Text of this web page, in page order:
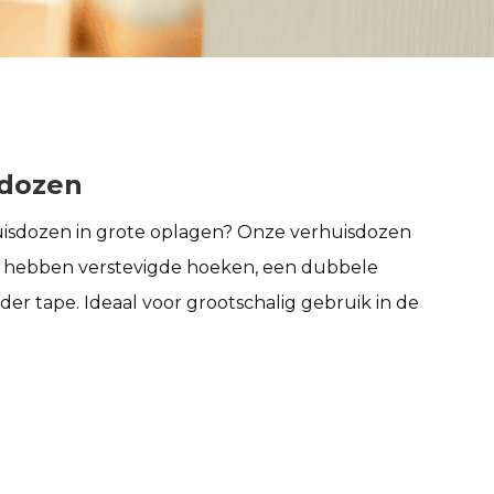
in grote oplagen? Onze verhuisdozen
verstevigde hoeken, een dubbele
tape. Ideaal voor grootschalig gebruik in de